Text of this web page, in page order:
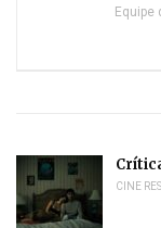
Equipe
CINE